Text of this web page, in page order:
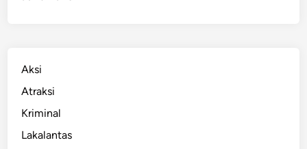
Aksi
Atraksi
Kriminal
Lakalantas